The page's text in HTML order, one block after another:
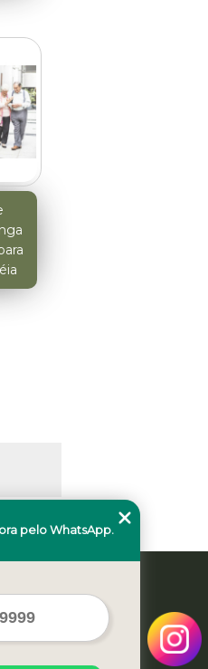
sem a
pelo WhatsApp.